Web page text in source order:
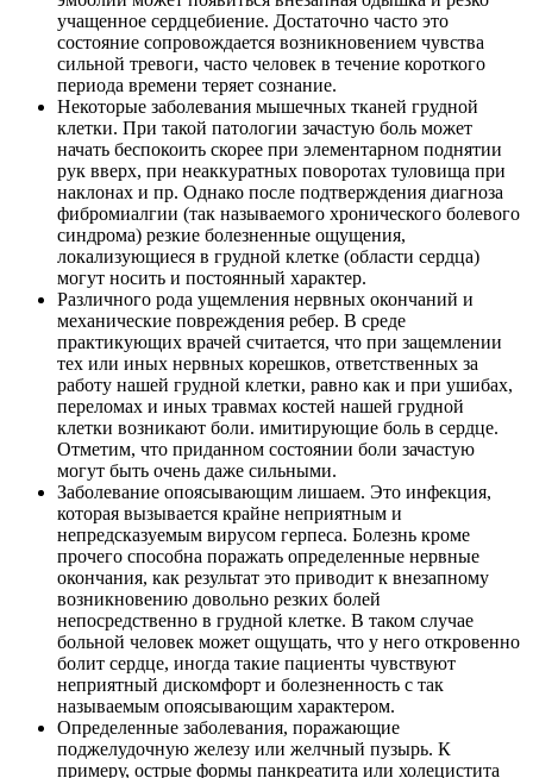
учащенное сердцебиение. Достаточно часто это
состояние сопровождается возникновением чувства
сильной тревоги, часто человек в течение короткого
периода времени теряет сознание.
Некоторые заболевания мышечных тканей грудной
клетки. При такой патологии зачастую боль может
начать беспокоить скорее при элементарном поднятии
рук вверх, при неаккуратных поворотах туловища при
наклонах и пр. Однако после подтверждения диагноза
фибромиалгии (так называемого хронического болевого
синдрома) резкие болезненные ощущения,
локализующиеся в грудной клетке (области сердца)
могут носить и постоянный характер.
Различного рода ущемления нервных окончаний и
механические повреждения ребер. В среде
практикующих врачей считается, что при защемлении
тех или иных нервных корешков, ответственных за
работу нашей грудной клетки, равно как и при ушибах,
переломах и иных травмах костей нашей грудной
клетки возникают боли. имитирующие боль в сердце.
Отметим, что приданном состоянии боли зачастую
могут быть очень даже сильными.
Заболевание опоясывающим лишаем. Это инфекция,
которая вызывается крайне неприятным и
непредсказуемым вирусом герпеса. Болезнь кроме
прочего способна поражать определенные нервные
окончания, как результат это приводит к внезапному
возникновению довольно резких болей
непосредственно в грудной клетке. В таком случае
больной человек может ощущать, что у него откровенно
болит сердце, иногда такие пациенты чувствуют
неприятный дискомфорт и болезненность с так
называемым опоясывающим характером.
Определенные заболевания, поражающие
поджелудочную железу или желчный пузырь. К
примеру, острые формы панкреатита или холецистита